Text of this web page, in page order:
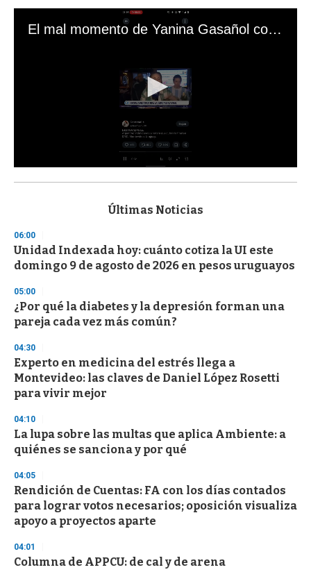
El mal momento de Yanina Gasañol con un hincha argentino en "Subrayado"
s
d
s
o
f
3
s
e
c
n
d
s
Últimas Noticias
06:00
Unidad Indexada hoy: cuánto cotiza la UI este
domingo 9 de agosto de 2026 en pesos uruguayos
05:00
¿Por qué la diabetes y la depresión forman una
pareja cada vez más común?
04:30
Experto en medicina del estrés llega a
Montevideo: las claves de Daniel López Rosetti
para vivir mejor
04:10
La lupa sobre las multas que aplica Ambiente: a
quiénes se sanciona y por qué
04:05
Rendición de Cuentas: FA con los días contados
para lograr votos necesarios; oposición visualiza
apoyo a proyectos aparte
04:01
Columna de APPCU: de cal y de arena